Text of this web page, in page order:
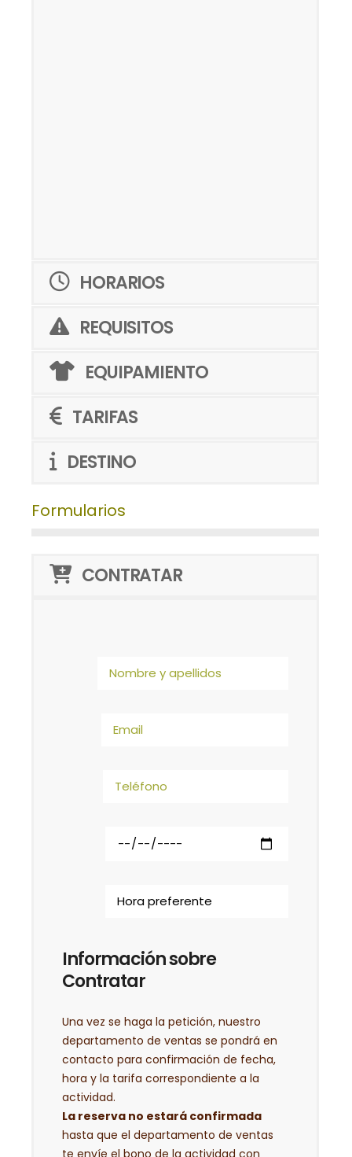
HORARIOS
REQUISITOS
EQUIPAMIENTO
TARIFAS
DESTINO
Formularios
CONTRATAR
Información sobre
Contratar
Una vez se haga la petición, nuestro
departamento de ventas se pondrá en
contacto para confirmación de fecha,
hora y la tarifa correspondiente a la
actividad.
La reserva no estará confirmada
hasta que el departamento de ventas